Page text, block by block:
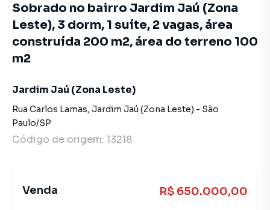
Sobrado no bairro Jardim Jaú (Zona
Leste), 3 dorm, 1 suíte, 2 vagas, área
construída 200 m2, área do terreno 100
m2
Jardim Jaú (Zona Leste)
Rua Carlos Lamas, Jardim Jaú (Zona Leste) - São
Paulo/SP
Código de origem: 13218
Venda R$ 650.000,00